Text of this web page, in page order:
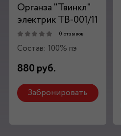
Органза "Твинкл"
электрик ТВ-001/11
0 отзывов
Состав: 100% пэ
880 руб.
Забронировать